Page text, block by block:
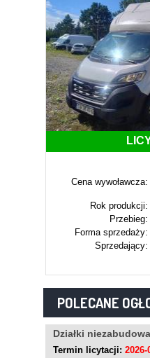
Cena wywoławcza:
Rok produkcji:
Przebieg:
Forma sprzedaży:
Sprzedający:
POLECANE
Działki
Termin licytacji: 2026-